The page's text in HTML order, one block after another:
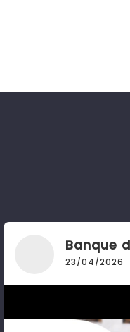
Banque
23/04/2026